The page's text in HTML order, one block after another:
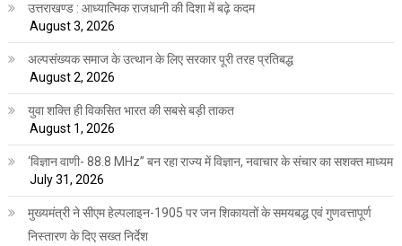
उत्तराखण्ड : आध्यात्मिक राजधानी की दिशा में बढ़े कदम
August 3, 2026
अल्पसंख्यक समाज के उत्थान के लिए सरकार पूरी तरह प्रतिबद्ध
August 2, 2026
युवा शक्ति ही विकसित भारत की सबसे बड़ी ताकत
August 1, 2026
‘विज्ञान वाणी- 88.8 MHz” बन रहा राज्य में विज्ञान, नवाचार के संचार का सशक्त माध्यम
July 31, 2026
मुख्यमंत्री ने सीएम हेल्पलाइन-1905 पर जन शिकायतों के समयबद्ध एवं गुणवत्तापूर्ण
निस्तारण के दिए सख्त निर्देश